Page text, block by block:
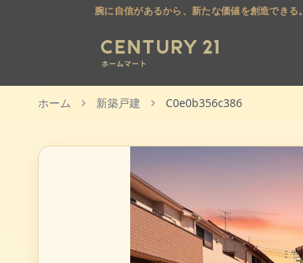
腕に自信があるから、新たな価値を創造できる。
ホーム 新築戸建 C0e0b356c386